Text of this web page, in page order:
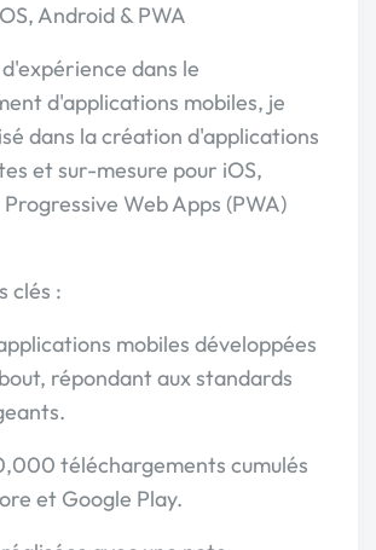
Android & PWA
d'expérience dans le
d'applications mobiles, je
dans la création d'applications
et sur-mesure pour iOS,
Web Apps (PWA)
clés :
mobiles développées
répondant aux standards
téléchargements cumulés
et Google Play.